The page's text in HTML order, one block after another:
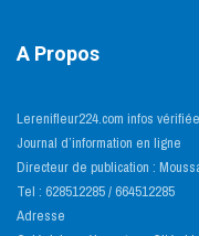
A Propos
Lerenifleur224.com infos
Journal d’information en ligne
Directeur de publication :
Tel : 628512285 / 664512285
Adresse